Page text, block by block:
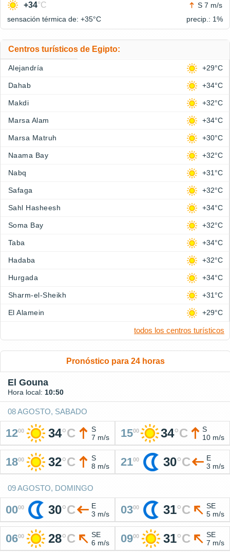
+34°C
S 7 m/s
sensación térmica de: +35°C precip.: 1%
Centros turísticos de Egipto:
Alejandría +29°C
Dahab +34°C
Makdi +32°C
Marsa Alam +34°C
Marsa Matruh +30°C
Naama Bay +32°C
Nabq +31°C
Safaga +32°C
Sahl Hasheesh +34°C
Soma Bay +32°C
Taba +34°C
Hadaba +32°C
Hurgada +34°C
Sharm-el-Sheikh +31°C
El Alamein +29°C
todos los centros turísticos
Pronóstico para 24 horas
El Gouna
Hora local: 10:50
08 AGOSTO, SABADO
1200 34°C
S
7 m/s
1500 34°C
S
10 m/s
1800 32°C
S
8 m/s
2100 30°C
E
3 m/s
09 AGOSTO, DOMINGO
0000 30°C
E
3 m/s
0300 31°C
SE
5 m/s
0600 28°C
SE
6 m/s
0900 31°C
SE
7 m/s